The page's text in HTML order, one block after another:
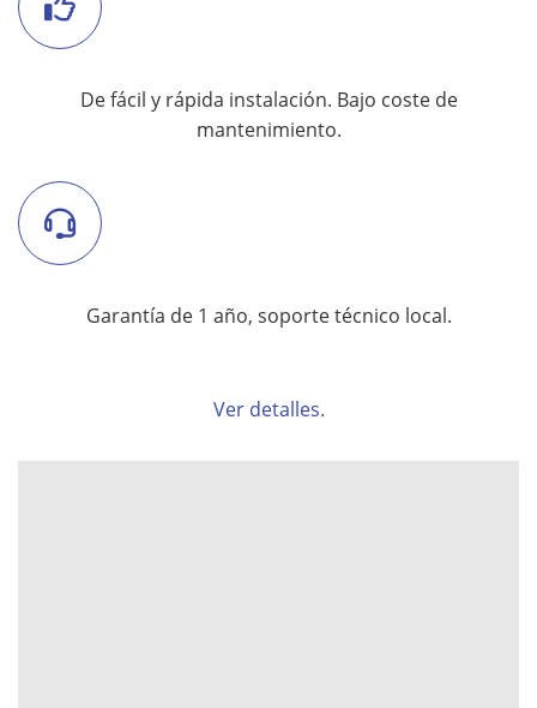
De fácil y rápida instalación. Bajo coste de
mantenimiento.
Garantía de 1 año, soporte técnico local.
Ver detalles.